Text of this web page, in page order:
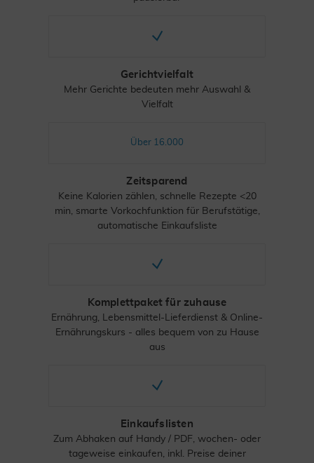
Gerichtvielfalt
Mehr Gerichte bedeuten mehr Auswahl &
Vielfalt
Über 16.000
Zeitsparend
Keine Kalorien zählen, schnelle Rezepte <20
min, smarte Vorkochfunktion für Berufstätige,
automatische Einkaufsliste
Komplettpaket für zuhause
Ernährung, Lebensmittel-Lieferdienst & Online-
Ernährungskurs - alles bequem von zu Hause
aus
Einkaufslisten
Zum Abhaken auf Handy / PDF, wochen- oder
tageweise einkaufen, inkl. Preise deiner